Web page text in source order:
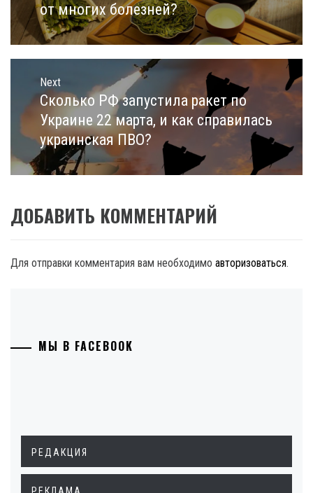
от многих болезней?
Next
Next
post:
Сколько РФ запустила ракет по
Украине 22 марта, и как справилась
украинская ПВО?
ДОБАВИТЬ КОММЕНТАРИЙ
Для отправки комментария вам необходимо авторизоваться.
МЫ В FACEBOOK
РЕДАКЦИЯ